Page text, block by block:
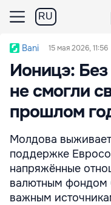
RU
Bani 15 мая 2026, 11:56
Ионицэ:
не смогли
прошлом
Молдова
поддержке
напряжённые
валютным фондом
важным